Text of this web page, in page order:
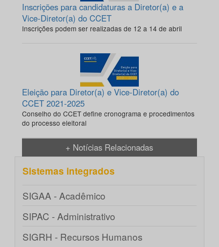
Inscrições para candidaturas a Diretor(a) e a
Vice-Diretor(a) do CCET
Inscrições podem ser realizadas de 12 a 14 de abril
Eleição para Diretor(a) e Vice-Diretor(a) do
CCET 2021-2025
Conselho do CCET define cronograma e procedimentos
do processo eleitoral
+ Notícias Relacionadas
Sistemas integrados
SIGAA - Acadêmico
SIPAC - Administrativo
SIGRH - Recursos Humanos